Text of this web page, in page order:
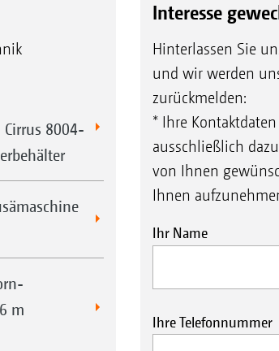
8004-
m
Interesse
Hinterlassen Sie
und wir werden
zurückmelden:
* Ihre
ausschließlich
von Ihnen
Ihnen
Ihr Name
Ihre Telefonnummer